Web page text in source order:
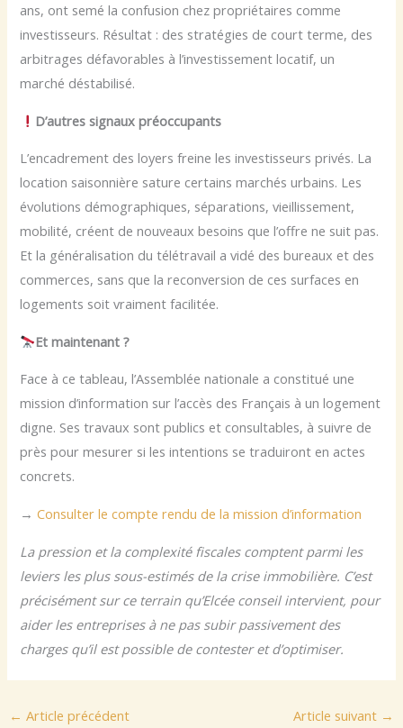
ans, ont semé la confusion chez propriétaires comme
investisseurs. Résultat : des stratégies de court terme, des
arbitrages défavorables à l’investissement locatif, un
marché déstabilisé.
D’autres signaux préoccupants
L’encadrement des loyers freine les investisseurs privés. La
location saisonnière sature certains marchés urbains. Les
évolutions démographiques, séparations, vieillissement,
mobilité, créent de nouveaux besoins que l’offre ne suit pas.
Et la généralisation du télétravail a vidé des bureaux et des
commerces, sans que la reconversion de ces surfaces en
logements soit vraiment facilitée.
Et maintenant ?
Face à ce tableau, l’Assemblée nationale a constitué une
mission d’information sur l’accès des Français à un logement
digne. Ses travaux sont publics et consultables, à suivre de
près pour mesurer si les intentions se traduiront en actes
concrets.
→Consulter le compte rendu de la mission d’information
La pression et la complexité fiscales comptent parmi les
leviers les plus sous-estimés de la crise immobilière. C’est
précisément sur ce terrain qu’Elcée conseil intervient, pour
aider les entreprises à ne pas subir passivement des
charges qu’il est possible de contester et d’optimiser.
← Article précédent Article suivant →